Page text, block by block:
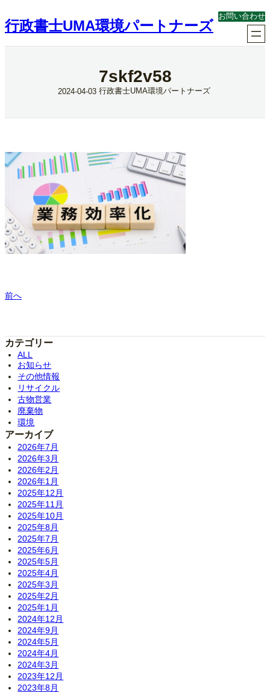
容
を
ス
行政書士UMA環境パートナーズ
お問い合わせ
7skf2v58
2024-04-03 行政書士UMA環境パートナーズ
前へ
カテゴリー
ALL
お知らせ
その他情報
リサイクル
古物営業
廃棄物
環境
アーカイブ
2026年7月
2026年3月
2026年2月
2026年1月
2025年12月
2025年11月
2025年10月
2025年8月
2025年7月
2025年6月
2025年5月
2025年4月
2025年3月
2025年2月
2025年1月
2024年12月
2024年9月
2024年5月
2024年4月
2024年3月
2023年12月
2023年8月